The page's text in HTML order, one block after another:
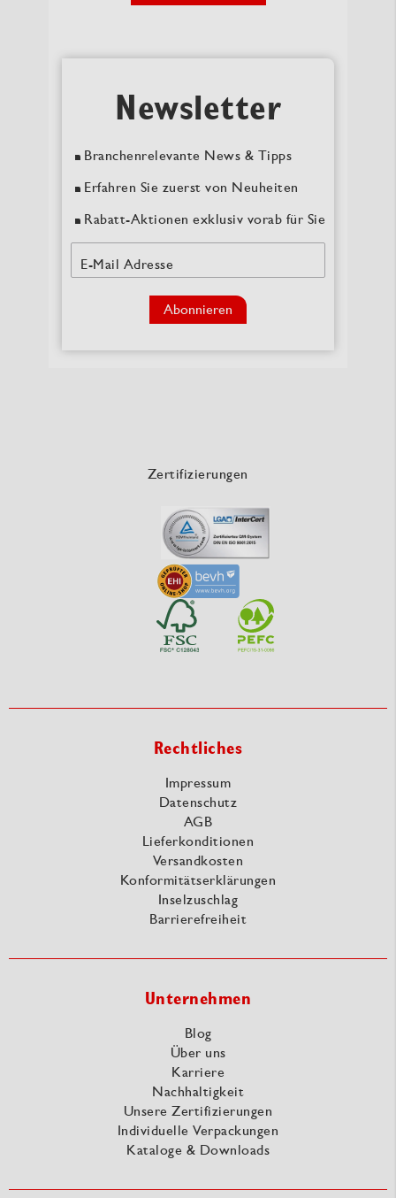
Newsletter
Branchenrelevante News & Tipps
Erfahren Sie zuerst von Neuheiten
Rabatt-Aktionen exklusiv vorab für Sie
E-Mail Adresse
Abonnieren
Zertifizierungen
Rechtliches
Impressum
Datenschutz
AGB
Lieferkonditionen
Versandkosten
Konformitätserklärungen
Inselzuschlag
Barrierefreiheit
Unternehmen
Blog
Über uns
Karriere
Nachhaltigkeit
Unsere Zertifizierungen
Individuelle Verpackungen
Kataloge & Downloads